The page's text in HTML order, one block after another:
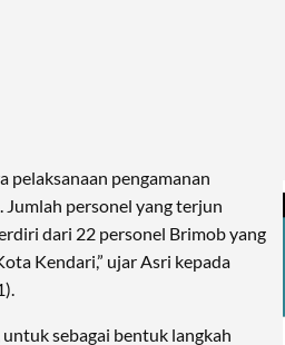
pelaksanaan pengamanan
personel yang terjun
dari 22 personel Brimob yang
Kendari,” ujar Asri kepada
sebagai bentuk langkah